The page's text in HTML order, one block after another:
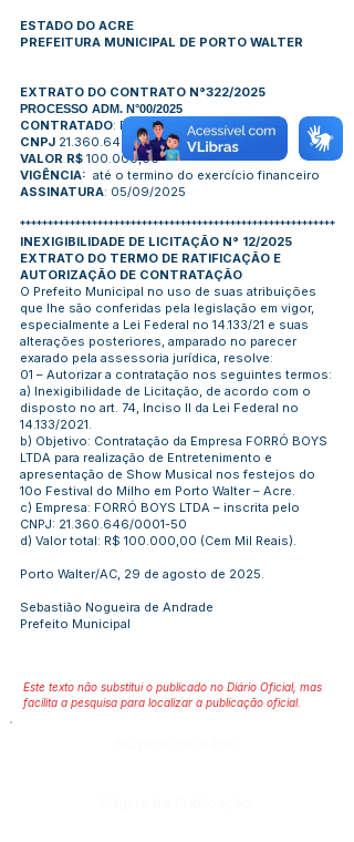
ESTADO DO ACRE
PREFEITURA MUNICIPAL DE PORTO WALTER
EXTRATO DO CONTRATO N°322/2025
PROCESSO ADM. N°00/2025
CONTRATADO: FORRÓ BOYS LTDA
CNPJ 21.360.646/0001-50
VALOR R$ 100.000,00
VIGÊNCIA: até o termino do exercício financeiro
ASSINATURA: 05/09/2025
*********************************************************
INEXIGIBILIDADE DE LICITAÇÃO N° 12/2025
EXTRATO DO TERMO DE RATIFICAÇÃO E
AUTORIZAÇÃO DE CONTRATAÇÃO
O Prefeito Municipal no uso de suas atribuições
que lhe são conferidas pela legislação em vigor,
especialmente a Lei Federal no 14.133/21 e suas
alterações posteriores, amparado no parecer
exarado pela assessoria jurídica, resolve:
01 – Autorizar a contratação nos seguintes termos:
a) Inexigibilidade de Licitação, de acordo com o
disposto no art. 74, Inciso II da Lei Federal no
14.133/2021.
b) Objetivo: Contratação da Empresa FORRÓ BOYS
LTDA para realização de Entretenimento e
apresentação de Show Musical nos festejos do
10o Festival do Milho em Porto Walter – Acre.
c) Empresa: FORRÓ BOYS LTDA – inscrita pelo
CNPJ: 21.360.646/0001-50
d) Valor total: R$ 100.000,00 (Cem Mil Reais).
Porto Walter/AC, 29 de agosto de 2025.
Sebastião Nogueira de Andrade
Prefeito Municipal
Este texto não substitui o publicado no Diário Oficial, mas
facilita a pesquisa para localizar a publicação oficial.